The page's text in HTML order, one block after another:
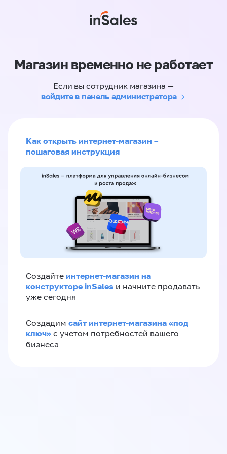
Магазин временно не работает
Если вы сотрудник магазина —
войдите в панель администратора
Как открыть интернет-магазин –
пошаговая инструкция
Создайте интернет-магазин на
конструкторе inSales и начните продавать
уже сегодня
Создадим сайт интернет-магазина «под
ключ» с учетом потребностей вашего
бизнеса